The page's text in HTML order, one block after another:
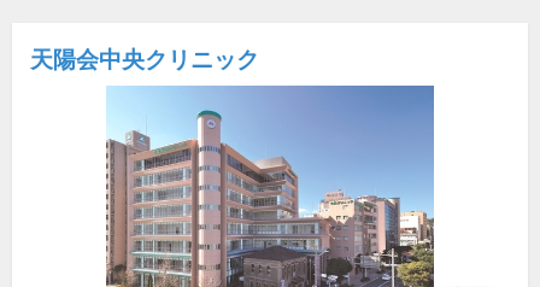
天陽会中央クリニック